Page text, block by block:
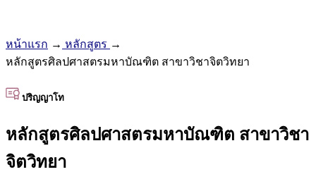
หน้าแรก → หลักสูตร →
หลักสูตรศิลปศาสตรมหาบัณฑิต สาขาวิชาจิตวิทยา
ปริญญาโท
หลักสูตรศิลปศาสตรมหาบัณฑิต สาขาวิชา
จิตวิทยา